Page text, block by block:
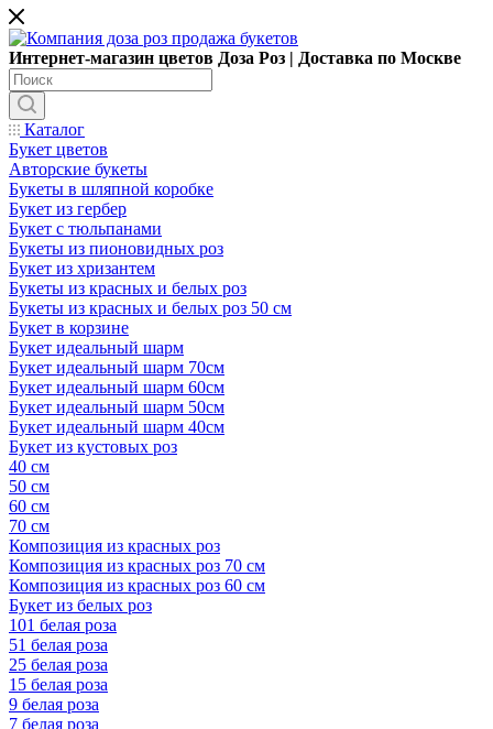
Интернет-магазин цветов Доза Роз | Доставка по Москве
Каталог
Букет цветов
Авторские букеты
Букеты в шляпной коробке
Букет из гербер
Букет с тюльпанами
Букеты из пионовидных роз
Букет из хризантем
Букеты из красных и белых роз
Букеты из красных и белых роз 50 см
Букет в корзине
Букет идеальный шарм
Букет идеальный шарм 70см
Букет идеальный шарм 60см
Букет идеальный шарм 50см
Букет идеальный шарм 40см
Букет из кустовых роз
40 см
50 см
60 см
70 см
Композиция из красных роз
Композиция из красных роз 70 см
Композиция из красных роз 60 см
Букет из белых роз
101 белая роза
51 белая роза
25 белая роза
15 белая роза
9 белая роза
7 белая роза